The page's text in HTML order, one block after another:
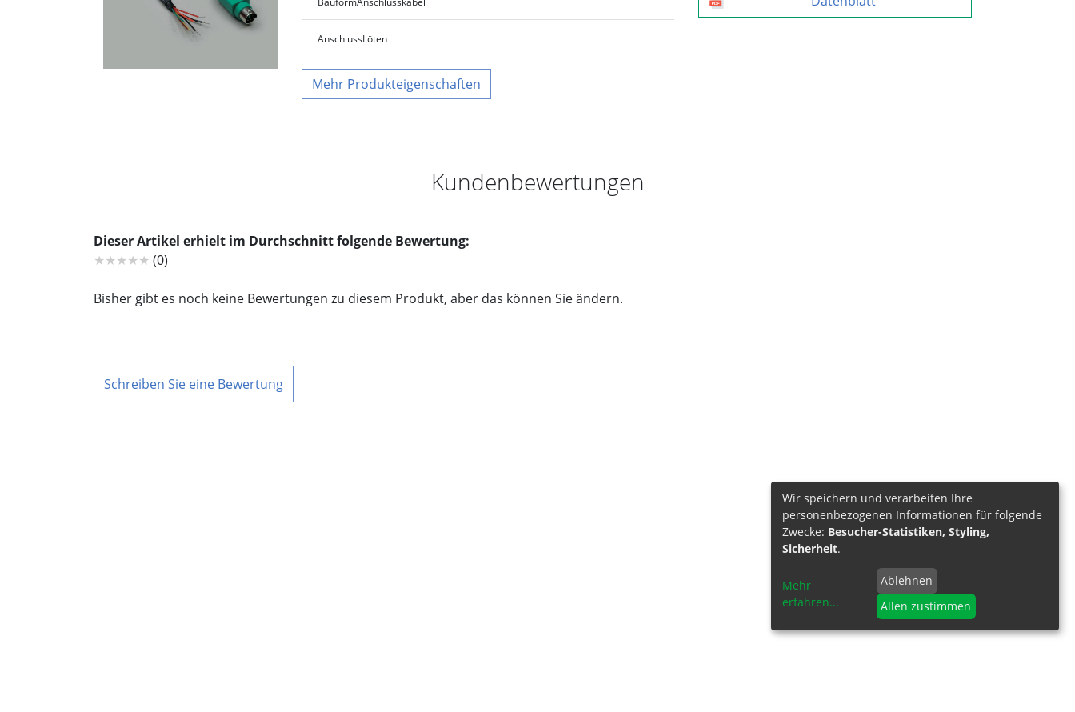
AnschlussLöten
Produkteigenschaften
Kundenbewertungen
Dieser Artikel erhielt im Durchschnitt folgende Bewertung:
★★★★★ (0)
Bisher gibt es noch keine Bewertungen zu diesem Produkt, aber das können Sie ändern.
Schreiben Sie eine Bewertung
Wir speichern und verarbeiten Ihre
personenbezogenen Informationen für folgende
Zwecke: Besucher-Statistiken, Styling,
Sicherheit.
Mehr
erfahren...
Ablehnen
Allen zustimmen